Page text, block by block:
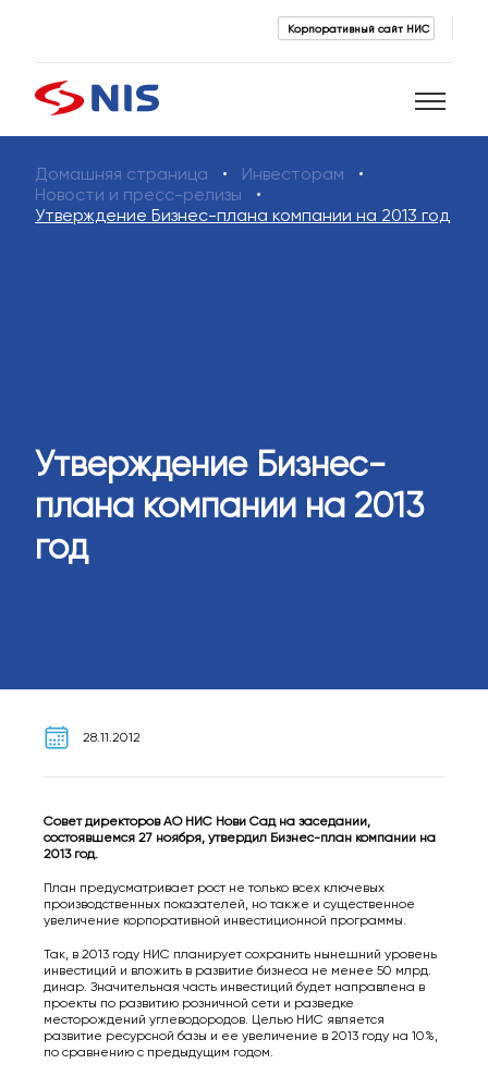
Корпоративный сайт НИС
Поиск
Домашняя страница
Инвесторам
Новости и пресс-релизы
Утверждение Бизнес-плана компании на 2013 год
Утверждение Бизнес-
плана компании на 2013
год
28.11.2012
Совет директоров АО НИС Нови Сад на заседании,
состоявшемся 27 ноября, утвердил Бизнес-план компании на
2013 год.
План предусматривает рост не только всех ключевых
производственных показателей, но также и существенное
увеличение корпоративной инвестиционной программы.
Так, в 2013 году НИС планирует сохранить нынешний уровень
инвестиций и вложить в развитие бизнеса не менее 50 млрд.
динар. Значительная часть инвестиций будет направлена в
проекты по развитию розничной сети и разведке
месторождений углеводородов. Целью НИС является
развитие ресурсной базы и ее увеличение в 2013 году на 10%,
по сравнению с предыдущим годом.